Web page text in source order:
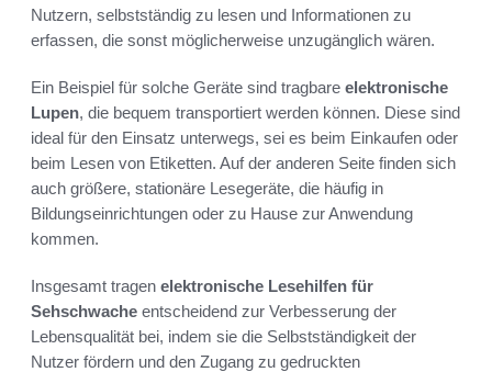
Nutzern, selbstständig zu lesen und Informationen zu
erfassen, die sonst möglicherweise unzugänglich wären.
Ein Beispiel für solche Geräte sind tragbare elektronische
Lupen, die bequem transportiert werden können. Diese sind
ideal für den Einsatz unterwegs, sei es beim Einkaufen oder
beim Lesen von Etiketten. Auf der anderen Seite finden sich
auch größere, stationäre Lesegeräte, die häufig in
Bildungseinrichtungen oder zu Hause zur Anwendung
kommen.
Insgesamt tragen elektronische Lesehilfen für
Sehschwache entscheidend zur Verbesserung der
Lebensqualität bei, indem sie die Selbstständigkeit der
Nutzer fördern und den Zugang zu gedruckten